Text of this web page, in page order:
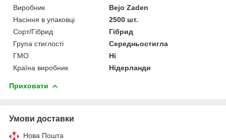
Виробник
Bejo Zaden
Насіння в упаковці
2500 шт.
Сорт/Гібрид
Гібрид
Група стиглості
Середньостигла
ГМО
Ні
Країна виробник
Нідерланди
Приховати
Умови доставки
Нова Пошта